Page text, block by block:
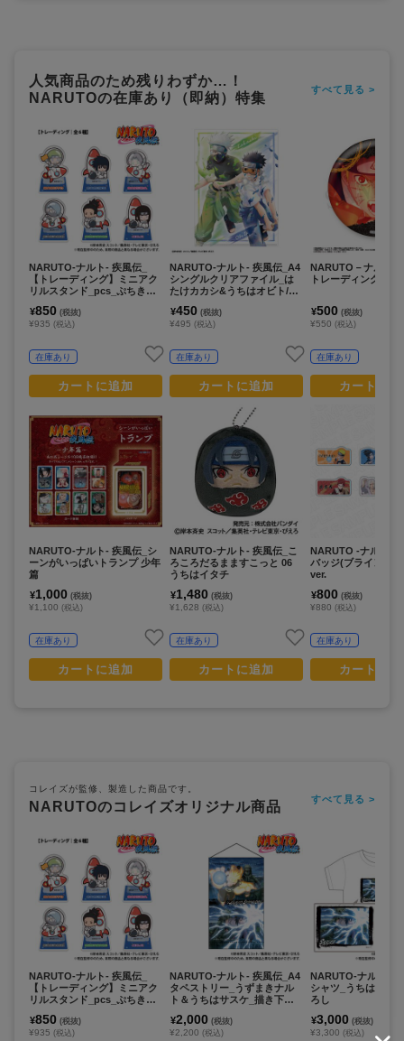
人気商品のため残りわずか…！
NARUTOの在庫あり（即納）特集
すべて見る >
NARUTO-ナルト- 疾風伝_
【トレーディング】ミニアク
リルスタンド_pcs_ぷちきゅ
¥850 (税抜)
¥935 (税込)
在庫あり
カートに追加
NARUTO-ナルト- 疾風伝_シ
ーンがいっぱいトランプ 少年
篇
¥1,000 (税抜)
¥1,100 (税込)
在庫あり
カートに追加
NARUTO-ナルト- 疾風伝_A4
シングルクリアファイル_は
たけカカシ&うちはオビト/ペ
¥450 (税抜)
¥495 (税込)
在庫あり
カートに追加
NARUTO-ナルト- 疾風伝_こ
ろころだるまますこっと 06
うちはイタチ
¥1,480 (税抜)
¥1,628 (税込)
在庫あり
カートに追加
NARUTO－ナルト
トレーディング缶バ
¥500 (税抜)
¥550 (税込)
在庫あり
カートに
NARUTO -ナルト-_
バッジ(ブラインド)
ver.
¥800 (税抜)
¥880 (税込)
在庫あり
カートに
コレイズが監修、製造した商品です。
NARUTOのコレイズオリジナル商品 すべて見る >
NARUTO-ナルト- 疾風伝_
【トレーディング】ミニアク
リルスタンド_pcs_ぷちきゅ
¥850 (税抜)
¥935 (税込)
NARUTO-ナルト- 疾風伝_A4
タペストリー_うずまきナル
ト＆うちはサスケ_描き下ろ
¥2,000 (税抜)
¥2,200 (税込)
NARUTO-ナルト-
シャツ_うちはサス
ろし
¥3,000 (税抜)
¥3,300 (税込)